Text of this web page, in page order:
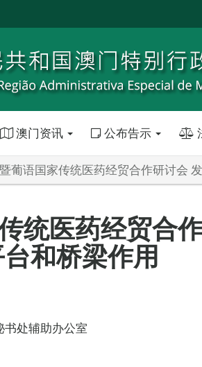
澳门资讯 公布告示
葡语国家传统医药经贸合作研讨会
统医药经贸合
和桥梁作用
书处辅助办公室